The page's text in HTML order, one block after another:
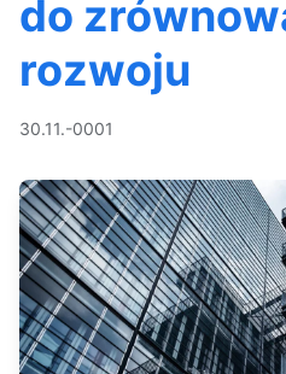
do
rozwoju
30.11.-0001